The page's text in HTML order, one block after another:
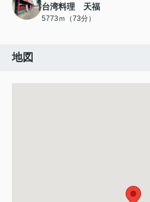
台湾料理 天福
5773ｍ（73分）
地図